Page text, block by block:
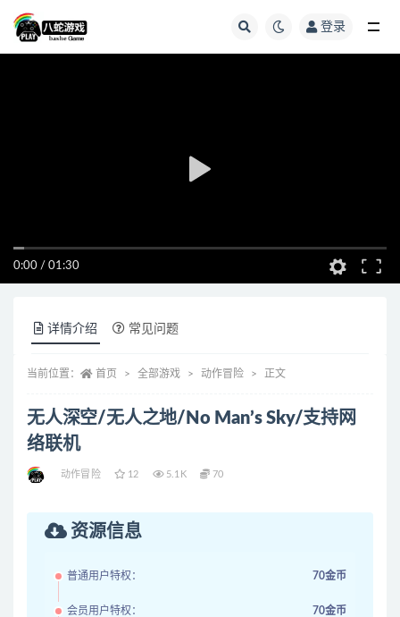
登录
0:00 / 01:30
详情介绍 常见问题
当前位置： 首页 全部游戏 动作冒险 正文
无人深空/无人之地/No Man’s Sky/支持网
络联机
动作冒险 12 5.1K 70
资源信息
普通用户特权： 70金币
会员用户特权： 70金币